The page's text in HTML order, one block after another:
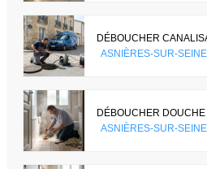
DÉBOUCHER
ASNIÈRES-SUR-SEINE
DÉBOUCHER
ASNIÈRES-SUR-SEINE